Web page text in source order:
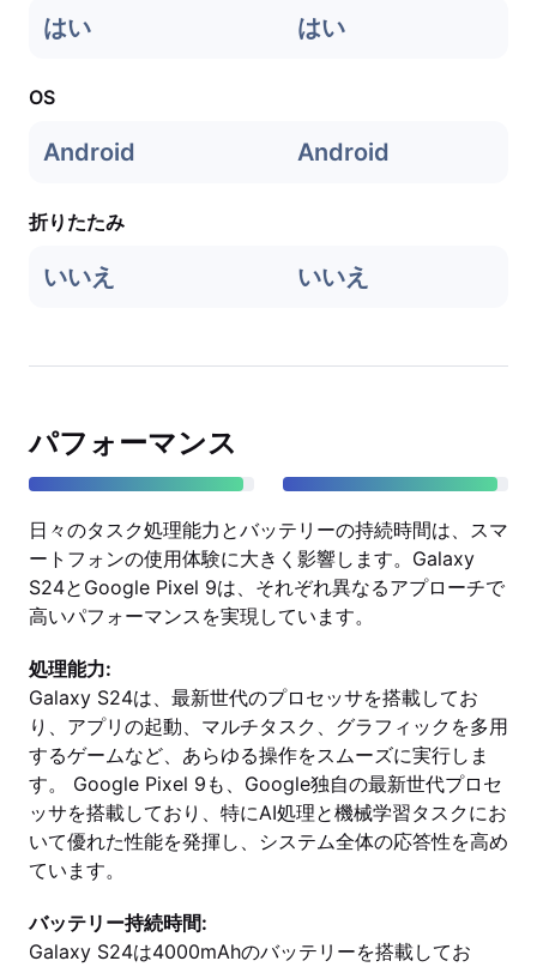
はい はい
OS
Android Android
折りたたみ
いいえ いいえ
パフォーマンス
日々のタスク処理能力とバッテリーの持続時間は、スマ
ートフォンの使用体験に大きく影響します。Galaxy
S24とGoogle Pixel 9は、それぞれ異なるアプローチで
高いパフォーマンスを実現しています。
処理能力:
Galaxy S24は、最新世代のプロセッサを搭載してお
り、アプリの起動、マルチタスク、グラフィックを多用
するゲームなど、あらゆる操作をスムーズに実行しま
す。 Google Pixel 9も、Google独自の最新世代プロセ
ッサを搭載しており、特にAI処理と機械学習タスクにお
いて優れた性能を発揮し、システム全体の応答性を高め
ています。
バッテリー持続時間:
Galaxy S24は4000mAhのバッテリーを搭載してお